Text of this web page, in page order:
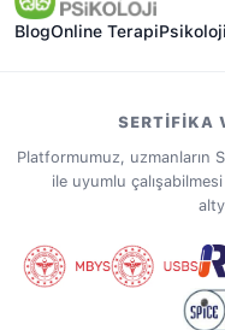
BlogOnline Terapi
SERTIFIKA
Platformumuz, uzmanların
ile uyumlu